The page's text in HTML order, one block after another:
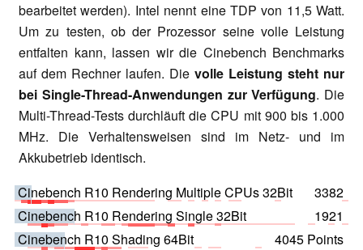
bearbeitet werden). Intel nennt eine TDP von 11,5 Watt.
Um zu testen, ob der Prozessor seine volle Leistung
entfalten kann, lassen wir die Cinebench Benchmarks
auf dem Rechner laufen. Die volle Leistung steht nur
bei Single-Thread-Anwendungen zur Verfügung. Die
Multi-Thread-Tests durchläuft die CPU mit 900 bis 1.000
MHz. Die Verhaltensweisen sind im Netz- und im
Akkubetrieb identisch.
Cinebench R10 Rendering Multiple CPUs 32Bit
3382
Cinebench R10 Rendering Single 32Bit
1921
Cinebench R10 Shading 64Bit
4045 Points